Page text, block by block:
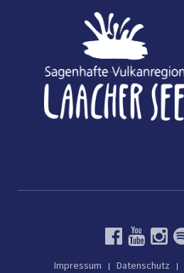
Impressum Datenschutz